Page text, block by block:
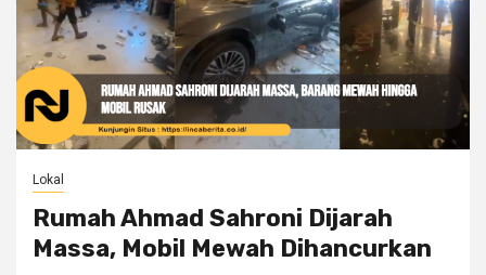
Lokal
Rumah Ahmad Sahroni Dijarah
Massa, Mobil Mewah Dihancurkan